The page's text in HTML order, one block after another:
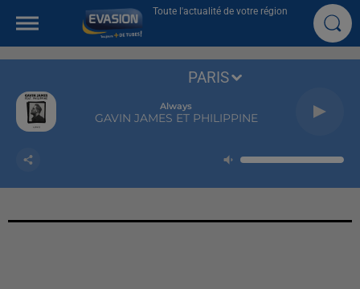
Toute l'actualité de votre région
Always
GAVIN JAMES ET PHILIPPINE
PARIS